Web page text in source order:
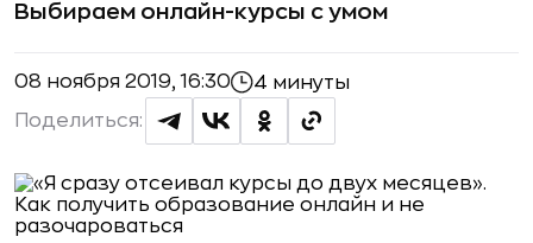
Выбираем онлайн-курсы с умом
08 ноября 2019, 16:30 4 минуты
Поделиться: